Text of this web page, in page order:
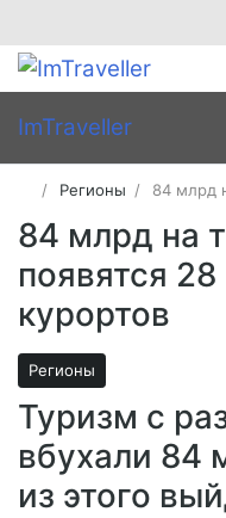
ImTraveller
Регионы 84 млрд
84 млрд на
появятся
курортов
Регионы
Туризм с
вбухали 84
из этого